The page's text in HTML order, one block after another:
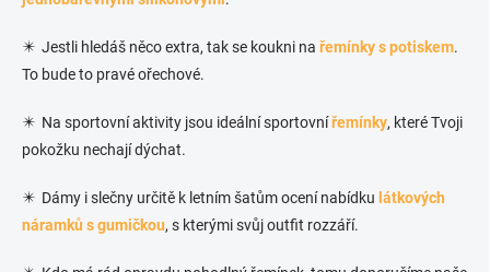
✴️ Jestli hledáš něco extra, tak se koukni na řemínky s potiskem.
To bude to pravé ořechové.
✴️ Na sportovní aktivity jsou ideální sportovnířemínky, které Tvoji
pokožku nechají dýchat.
✴️ Dámy i slečny určitě k letním šatům ocení nabídku látkových
náramků s gumičkou, s kterými svůj outfit rozzáří.